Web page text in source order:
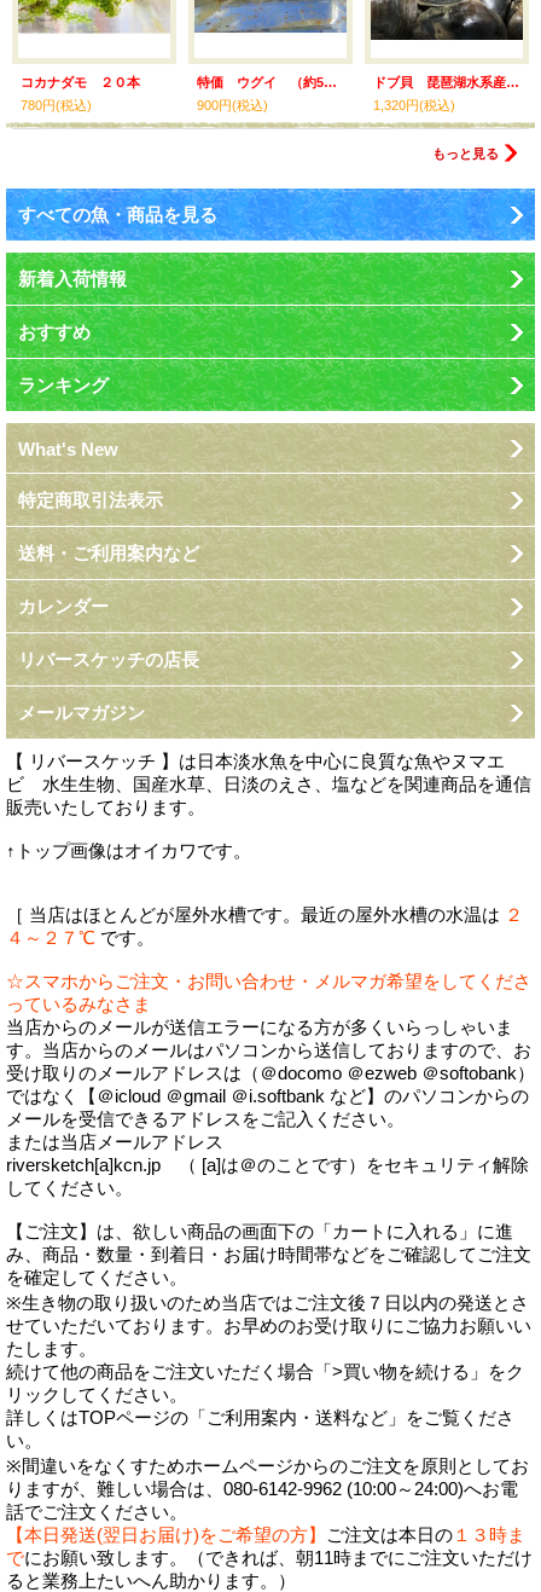
コカナダモ ２０本
780円(税込)
特価 ウグイ （約5〜6cm） 北海道産 ５匹セット
900円(税込)
ドブ貝 琵琶湖水系産 ３コセット
1,320円(税込)
もっと見る
すべての魚・商品を見る
新着入荷情報
おすすめ
ランキング
What's New
特定商取引法表示
送料・ご利用案内など
カレンダー
リバースケッチの店長
メールマガジン
【 リバースケッチ 】は日本淡水魚を中心に良質な魚やヌマエ
ビ 水生生物、国産水草、日淡のえさ、塩などを関連商品を通信
販売いたしております。
↑トップ画像はオイカワです。
［ 当店はほとんどが屋外水槽です。最近の屋外水槽の水温は ２
４～２７℃ です。
☆スマホからご注文・お問い合わせ・メルマガ希望をしてくださ
っているみなさま
当店からのメールが送信エラーになる方が多くいらっしゃいま
す。当店からのメールはパソコンから送信しておりますので、お
受け取りのメールアドレスは（＠docomo ＠ezweb ＠softobank）
ではなく【＠icloud ＠gmail ＠i.softbank など】のパソコンからの
メールを受信できるアドレスをご記入ください。
または当店メールアドレス
riversketch[a]kcn.jp （ [a]は＠のことです）をセキュリティ解除
してください。
【ご注文】は、欲しい商品の画面下の「カートに入れる」に進
み、商品・数量・到着日・お届け時間帯などをご確認してご注文
を確定してください。
※生き物の取り扱いのため当店ではご注文後７日以内の発送とさ
せていただいております。お早めのお受け取りにご協力お願いい
たします。
続けて他の商品をご注文いただく場合「>買い物を続ける」をク
リックしてください。
詳しくはTOPページの「ご利用案内・送料など」をご覧くださ
い。
※間違いをなくすためホームページからのご注文を原則としてお
りますが、難しい場合は、080-6142-9962 (10:00～24:00)へお電
話でご注文ください。
【本日発送(翌日お届け)をご希望の方】
ご注文は本日の １３時ま
でにお願い致します。（できれば、朝11時までにご注文いただけ
ると業務上たいへん助かります。）